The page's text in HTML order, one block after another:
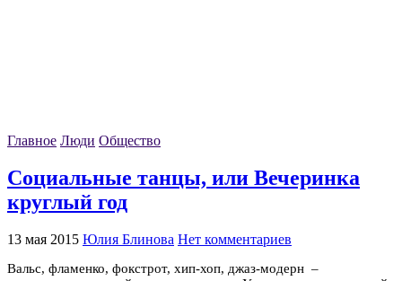
Главное Люди Общество
Социальные танцы, или Вечеринка
круглый год
13 мая 2015 Юлия Блинова Нет комментариев
Вальс, фламенко, фокстрот, хип-хоп, джаз-модерн –